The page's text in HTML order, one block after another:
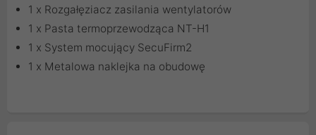
1 x Rozgałęziacz zasilania wentylatorów
1 x Pasta termoprzewodząca NT-H1
1 x System mocujący SecuFirm2
1 x Metalowa naklejka na obudowę